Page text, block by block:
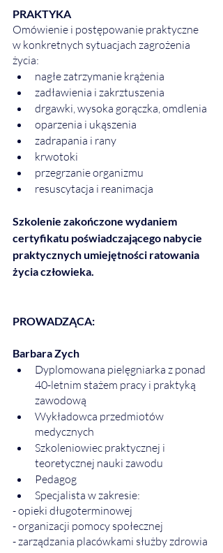
PRAKTYKA
Omówienie i postępowanie praktyczne
w konkretnych sytuacjach zagrożenia
życia:
nagłe zatrzymanie krążenia
zadławienia i zakrztuszenia
drgawki, wysoka gorączka, omdlenia
oparzenia i ukąszenia
zadrapania i rany
krwotoki
przegrzanie organizmu
resuscytacja i reanimacja
Szkolenie zakończone wydaniem
certyfikatu poświadczającego nabycie
praktycznych umiejętności ratowania
życia człowieka.
PROWADZĄCA:
Barbara Zych
Dyplomowana pielęgniarka z ponad
40-letnim stażem pracy i praktyką
zawodową
Wykładowca przedmiotów
medycznych
Szkoleniowiec praktycznej i
teoretycznej nauki zawodu
Pedagog
Specjalista w zakresie:
- opieki długoterminowej
- organizacji pomocy społecznej
- zarządzania placówkami służby zdrowia